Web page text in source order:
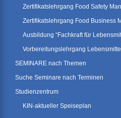
Zertifikatslehrgang Food Safety
Zertifikatslehrgang Food Business
Ausbildung “Fachkraft für
Vorbereitungslehrgang
SEMINARE nach Themen
Suche Seminare nach Terminen
Studienzentrum
KIN-aktueller Speiseplan